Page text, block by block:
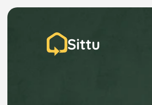
Sittu